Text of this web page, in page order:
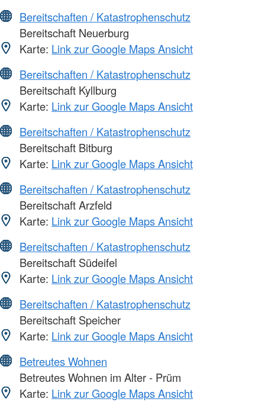
Bereitschaften / Katastrophenschutz
Bereitschaft Neuerburg
Karte: Link zur Google Maps Ansicht
Bereitschaften / Katastrophenschutz
Bereitschaft Kyllburg
Karte: Link zur Google Maps Ansicht
Bereitschaften / Katastrophenschutz
Bereitschaft Bitburg
Karte: Link zur Google Maps Ansicht
Bereitschaften / Katastrophenschutz
Bereitschaft Arzfeld
Karte: Link zur Google Maps Ansicht
Bereitschaften / Katastrophenschutz
Bereitschaft Südeifel
Karte: Link zur Google Maps Ansicht
Bereitschaften / Katastrophenschutz
Bereitschaft Speicher
Karte: Link zur Google Maps Ansicht
Betreutes Wohnen
Betreutes Wohnen im Alter - Prüm
Karte: Link zur Google Maps Ansicht